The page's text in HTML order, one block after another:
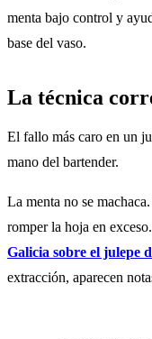
menta bajo control y
base del vaso.
La técnica
El fallo más caro en un
mano del bartender.
La menta no se
romper la hoja en
Galicia sobre el julepe
extracción, aparecen